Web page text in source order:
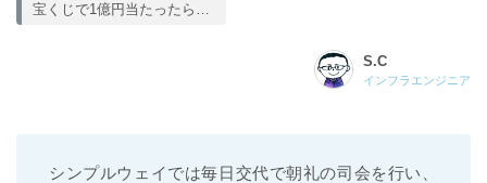
宝くじで1億円当たったら…
S.C
インフラエンジニア
シンプルウェイでは毎日交代で朝礼の司会を行い、